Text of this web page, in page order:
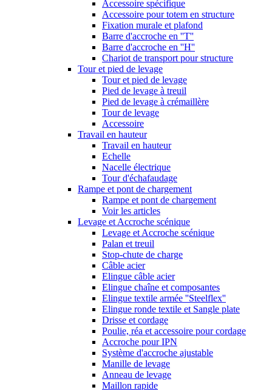
Accessoire spécifique
Accessoire pour totem en structure
Fixation murale et plafond
Barre d'accroche en ''T''
Barre d'accroche en ''H''
Chariot de transport pour structure
Tour et pied de levage
Tour et pied de levage
Pied de levage à treuil
Pied de levage à crémaillère
Tour de levage
Accessoire
Travail en hauteur
Travail en hauteur
Echelle
Nacelle électrique
Tour d'échafaudage
Rampe et pont de chargement
Rampe et pont de chargement
Voir les articles
Levage et Accroche scénique
Levage et Accroche scénique
Palan et treuil
Stop-chute de charge
Câble acier
Elingue câble acier
Elingue chaîne et composantes
Elingue textile armée ''Steelflex''
Elingue ronde textile et Sangle plate
Drisse et cordage
Poulie, réa et accessoire pour cordage
Accroche pour IPN
Système d'accroche ajustable
Manille de levage
Anneau de levage
Maillon rapide